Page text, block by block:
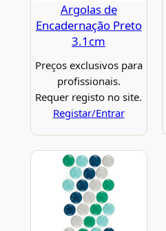
Argolas de
Encadernação Preto
3.1cm
Preços exclusivos para
profissionais.
Requer registo no site.
Registar/Entrar